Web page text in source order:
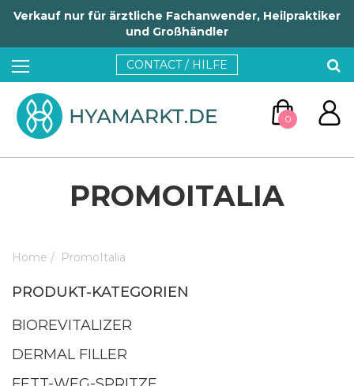
Verkauf nur für ärztliche Fachanwender, Heilpraktiker
und Großhändler
CONTACT / HILFE
0
ZUM WARENKORB
WEITER EINKAUFEN
PROMOITALIA
Home / PromoItalia
PRODUKT-KATEGORIEN
BIOREVITALIZER
DERMAL FILLER